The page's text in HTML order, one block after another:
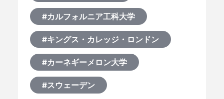
#カルフォルニア工科大学
#キングス・カレッジ・ロンドン
#カーネギーメロン大学
#スウェーデン